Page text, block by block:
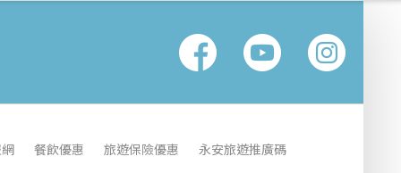
餐飲優惠 旅遊保險優惠 永安旅遊推廣碼